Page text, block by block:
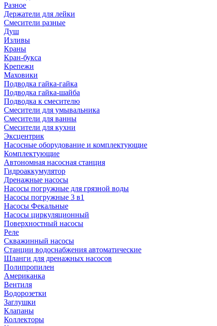
Разное
Держатели для лейки
Смесители разные
Душ
Изливы
Краны
Кран-букса
Крепежи
Маховики
Подводка гайка-гайка
Подводка гайка-шайба
Подводка к смесителю
Смесители для умывальника
Смесители для ванны
Смесители для кухни
Эксцентрик
Насосные оборудование и комплектующие
Комплектующие
Автономная насосная станция
Гидроаккумулятор
Дренажные насосы
Насосы погружные для грязной воды
Насосы погружные 3 в1
Насосы Фекальные
Насосы циркуляционный
Поверхностный насосы
Реле
Скважинный насосы
Станции водоснабжения автоматические
Шланги для дренажных насосов
Полипропилен
Американка
Вентиля
Водорозетки
Заглушки
Клапаны
Коллекторы